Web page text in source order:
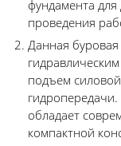
фундамента
проведения
Данная
подъем
гидропередачи.
обладает
компактной